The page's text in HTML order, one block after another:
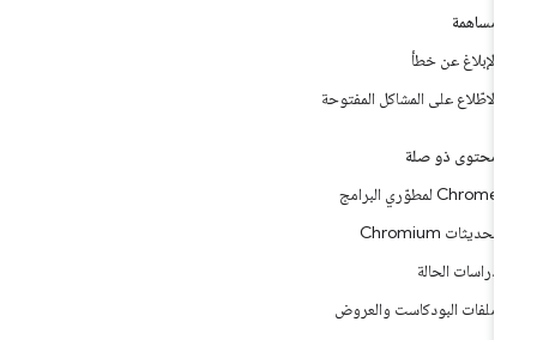
مساهمة
الإبلاغ عن خطأ
الاطّلاع على المشاكل المفتوحة
محتوى ذو صلة
Chrome لمطوّري البرامج
تحديثات Chromium
دراسات الحالة
ملفات البودكاست والعروض